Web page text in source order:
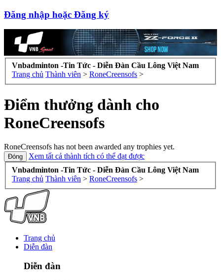
Đăng nhập hoặc Đăng ký
Vnbadminton -Tin Tức - Diễn Đàn Cầu Lông Việt Nam
Trang chủ Thành viên > RoneCreensofs >
Điểm thưởng dành cho
RoneCreensofs
RoneCreensofs has not been awarded any trophies yet.
Xem tất cả thành tích có thể đạt được
Vnbadminton -Tin Tức - Diễn Đàn Cầu Lông Việt Nam
Trang chủ Thành viên > RoneCreensofs >
Trang chủ
Diễn đàn
Diễn đàn